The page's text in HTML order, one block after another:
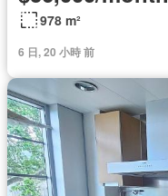
978 m²
6 日, 20 小時 前